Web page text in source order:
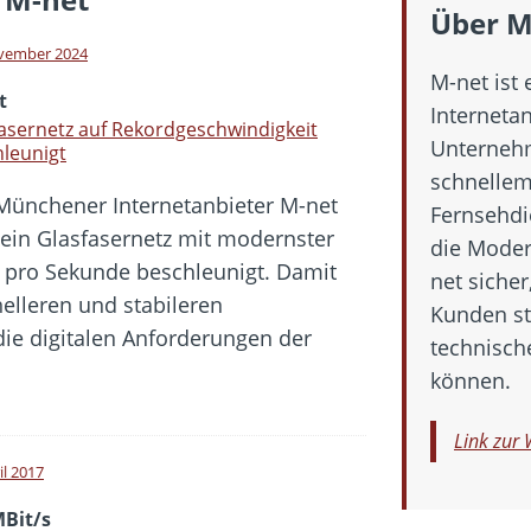
aktive Phishing-Plattform „Kratos“ – Hunderttausende Opfer
Verbraucher gestärkt – Gerichtsurteil zu Apple
2024
auf Rekordgeschwindigkeit
Internetanbieter M-net
Glasfasernetz mit modernster
Sekunde beschleunigt. Damit
und stabileren
digitalen Anforderungen der
2017
s
Über
M-net ist
die
net
Kunden
können.
Link zur